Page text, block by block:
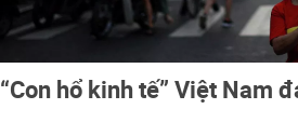
“Con hổ kinh tế” Việt Nam